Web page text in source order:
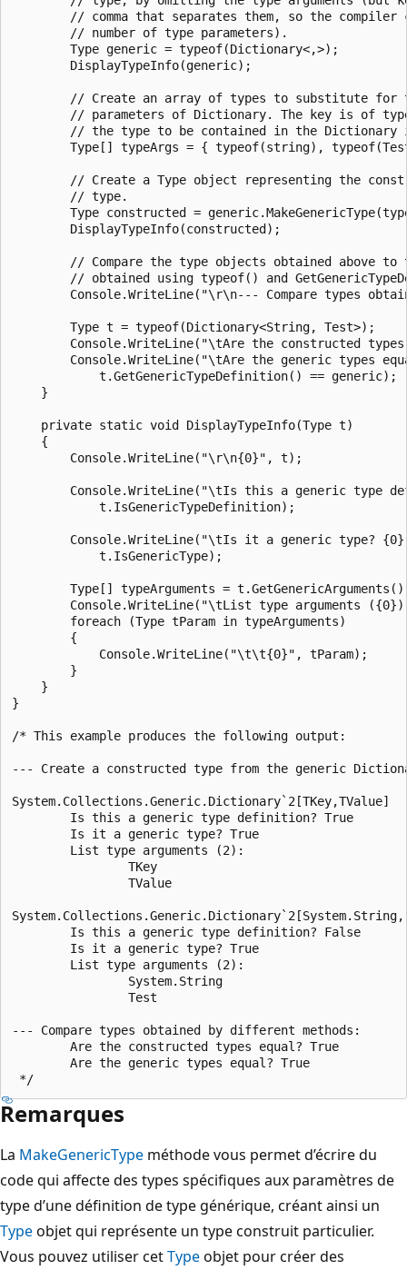
// comma that separates them, so the compiler
        // number of type parameters).
        Type generic = typeof(Dictionary<,>);
        DisplayTypeInfo(generic);
// Create an array of types to substitute for
// parameters of Dictionary. The key is of
// the type to be contained in the Dictionary
Type[] typeArgs = { typeof(string),
// Create a Type object representing the
        // type.
Type constructed =
        DisplayTypeInfo(constructed);
// Compare the type objects obtained above to
// obtained using typeof() and
Console.WriteLine("\r\n--- Compare types
        Type t = typeof(Dictionary<String, Test>);
Console.WriteLine("\tAre the constructed
Console.WriteLine("\tAre the generic types
            t.GetGenericTypeDefinition() == generic);
    }
    private static void DisplayTypeInfo(Type t)
    {
        Console.WriteLine("\r\n{0}", t);
Console.WriteLine("\tIs this a generic type
            t.IsGenericTypeDefinition);
Console.WriteLine("\tIs it a generic type?
            t.IsGenericType);
Type[] typeArguments =
Console.WriteLine("\tList type arguments
        foreach (Type tParam in typeArguments)
        {
            Console.WriteLine("\t\t{0}", tParam);
        }
    }
}
/* This example produces the following output:
--- Create a constructed type from the generic
System.Collections.Generic.Dictionary`2[TKey,TValue]
        Is this a generic type definition? True
        Is it a generic type? True
        List type arguments (2):
                TKey
                TValue
        Is this a generic type definition? False
        Is it a generic type? True
        List type arguments (2):
                System.String
                Test
--- Compare types obtained by different methods:
        Are the constructed types equal? True
        Are the generic types equal? True
Remarques
La MakeGenericType méthode vous permet d’écrire du
code qui affecte des types spécifiques aux paramètres de
type d’une définition de type générique, créant ainsi un
Typeobjet qui représente un type construit particulier.
Vous pouvez utiliser cetTypeobjet pour créer des